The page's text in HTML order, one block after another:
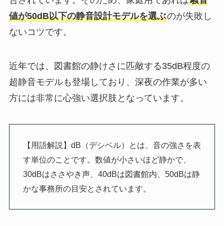
値が50dB以下の静音設計モデルを選ぶのが失敗し
ないコツです。
近年では、図書館の静けさに匹敵する35dB程度の
超静音モデルも登場しており、深夜の作業が多い
方には非常に心強い選択肢となっています。
【用語解説】dB（デシベル）とは、音の強さを表
す単位のことです。数値が小さいほど静かで、
30dBはささやき声、40dBは図書館内、50dBは静
かな事務所の目安とされています。